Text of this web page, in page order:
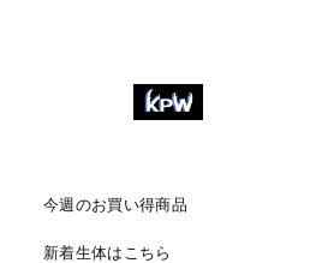
今週のお買い得商品
新着生体はこちら